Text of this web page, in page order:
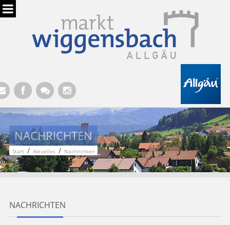
NACHRICHTEN
Start / Aktuelles / Nachrichten
NACHRICHTEN